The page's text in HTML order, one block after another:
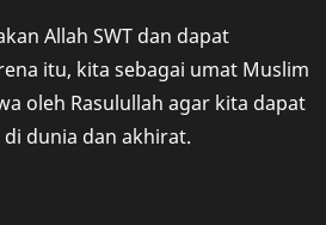
Allah SWT dan dapat
itu, kita sebagai umat Muslim
oleh Rasulullah agar kita dapat
dunia dan akhirat.